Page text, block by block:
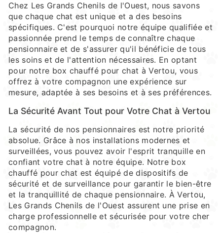
Chez Les Grands Chenils de l'Ouest, nous savons
que chaque chat est unique et a des besoins
spécifiques. C'est pourquoi notre équipe qualifiée et
passionnée prend le temps de connaître chaque
pensionnaire et de s'assurer qu'il bénéficie de tous
les soins et de l'attention nécessaires. En optant
pour notre box chauffé pour chat à Vertou, vous
offrez à votre compagnon une expérience sur
mesure, adaptée à ses besoins et à ses préférences.
La Sécurité Avant Tout pour Votre Chat à Vertou
La sécurité de nos pensionnaires est notre priorité
absolue. Grâce à nos installations modernes et
surveillées, vous pouvez avoir l'esprit tranquille en
confiant votre chat à notre équipe. Notre box
chauffé pour chat est équipé de dispositifs de
sécurité et de surveillance pour garantir le bien-être
et la tranquillité de chaque pensionnaire. À Vertou,
Les Grands Chenils de l'Ouest assurent une prise en
charge professionnelle et sécurisée pour votre cher
compagnon.